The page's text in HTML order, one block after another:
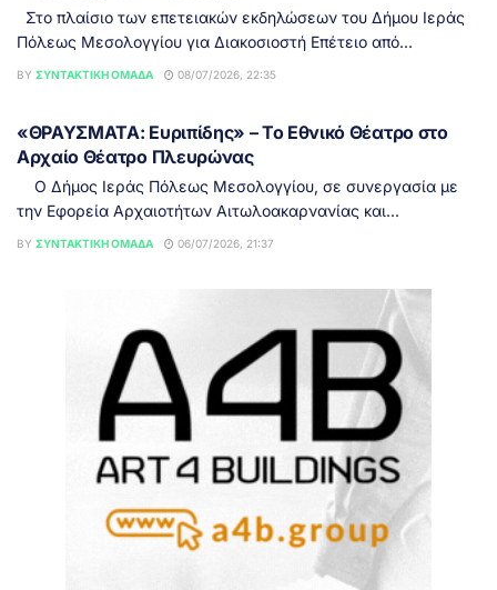
Στο πλαίσιο των επετειακών εκδηλώσεων του Δήμου Ιεράς
Πόλεως Μεσολογγίου για Διακοσιοστή Επέτειο από...
BY ΣΥΝΤΑΚΤΙΚΉ ΟΜΆΔΑ 08/07/2026, 22:35
«ΘΡΑΥΣΜΑΤΑ: Ευριπίδης» – Το Εθνικό Θέατρο στο
Αρχαίο Θέατρο Πλευρώνας
Ο Δήμος Ιεράς Πόλεως Μεσολογγίου, σε συνεργασία με
την Εφορεία Αρχαιοτήτων Αιτωλοακαρνανίας και...
BY ΣΥΝΤΑΚΤΙΚΉ ΟΜΆΔΑ 06/07/2026, 21:37